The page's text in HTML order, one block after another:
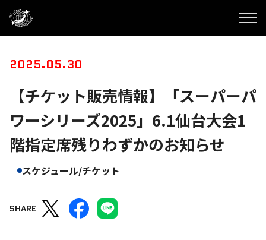
2025.05.30
【チケット販売情報】「スーパーパ
ワーシリーズ2025」6.1仙台大会1
階指定席残りわずかのお知らせ
スケジュール/チケット
SHARE